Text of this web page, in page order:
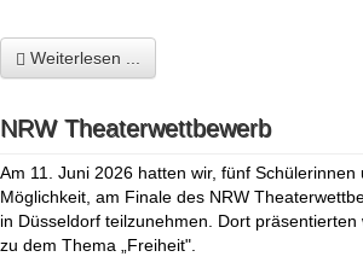
Weiterlesen ...
NRW Theaterwettbewerb
Am 11. Juni 2026 hatten wir, fünf Schülerinnen
Möglichkeit, am Finale des NRW
in Düsseldorf teilzunehmen. Dort
zu dem Thema „Freiheit".